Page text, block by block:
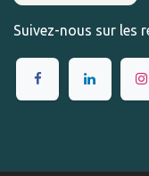
Suivez-nous sur les